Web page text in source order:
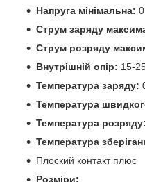
Напруга мінімальна:
Струм заряду
Струм розряду
Внутрішній опір: 15-
Температура заряду:
Температура
Температура розряду:
Температура
Плоский контакт плюс
Розміри: